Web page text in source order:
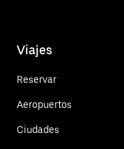
Viajes
Reservar
Aeropuertos
Ciudades